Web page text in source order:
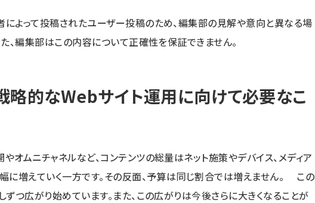
よって投稿されたユーザー投稿のため、編集部の見解や意向と異なる場
、編集部はこの内容について正確性を保証できません。
略的なWebサイト運用に向けて必要なこ
オムニチャネルなど、コンテンツの総量はネット施策やデバイス、メディア
に増えていく一方です。その反面、予算は同じ割合では増えません。 この
ずつ広がり始めています。また、この広がりは今後さらに大きくなることが